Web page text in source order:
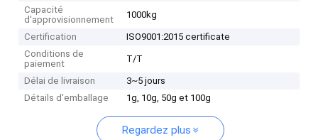
Capacité
d'approvisionnement
1000kg
Certification
ISO9001:2015 certificate
Conditions de
paiement
T/T
Délai de livraison
3~5 jours
Détails d'emballage
1g, 10g, 50g et 100g
Regardez plus